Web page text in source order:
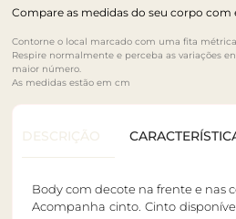
Compare as medidas do seu corpo com
Contorne o local marcado com uma fita
Respire normalmente e perceba as variações
maior número.
As medidas estão em cm
DESCRIÇÃO
Body com decote na frente e nas
Acompanha cinto. Cinto